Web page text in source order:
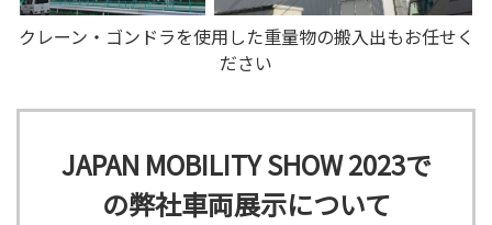
クレーン・ゴンドラを使用した重量物の搬入出もお任せく
ださい
JAPAN MOBILITY SHOW 2023で
の弊社車両展示について